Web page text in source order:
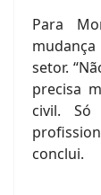
Para
setor.
precisa
civil. Só
conclui.